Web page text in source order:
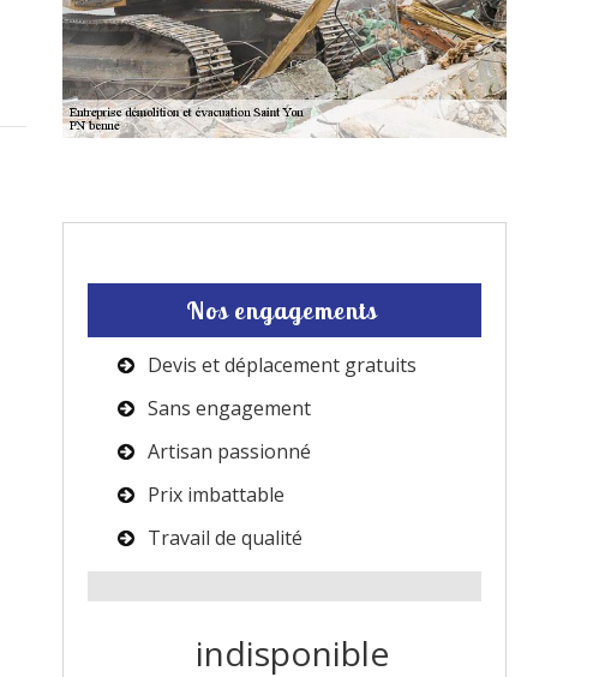
Nos engagements
Devis et déplacement gratuits
Sans engagement
Artisan passionné
Prix imbattable
Travail de qualité
indisponible